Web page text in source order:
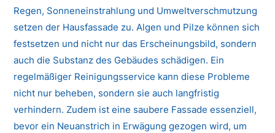
Regen, Sonneneinstrahlung und Umweltverschmutzung
setzen der Hausfassade zu. Algen und Pilze können sich
festsetzen und nicht nur das Erscheinungsbild, sondern
auch die Substanz des Gebäudes schädigen. Ein
regelmäßiger Reinigungsservice kann diese Probleme
nicht nur beheben, sondern sie auch langfristig
verhindern. Zudem ist eine saubere Fassade essenziell,
bevor ein Neuanstrich in Erwägung gezogen wird, um